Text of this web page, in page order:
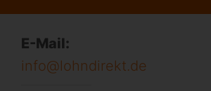
E-Mail:
info@lohndirekt.de